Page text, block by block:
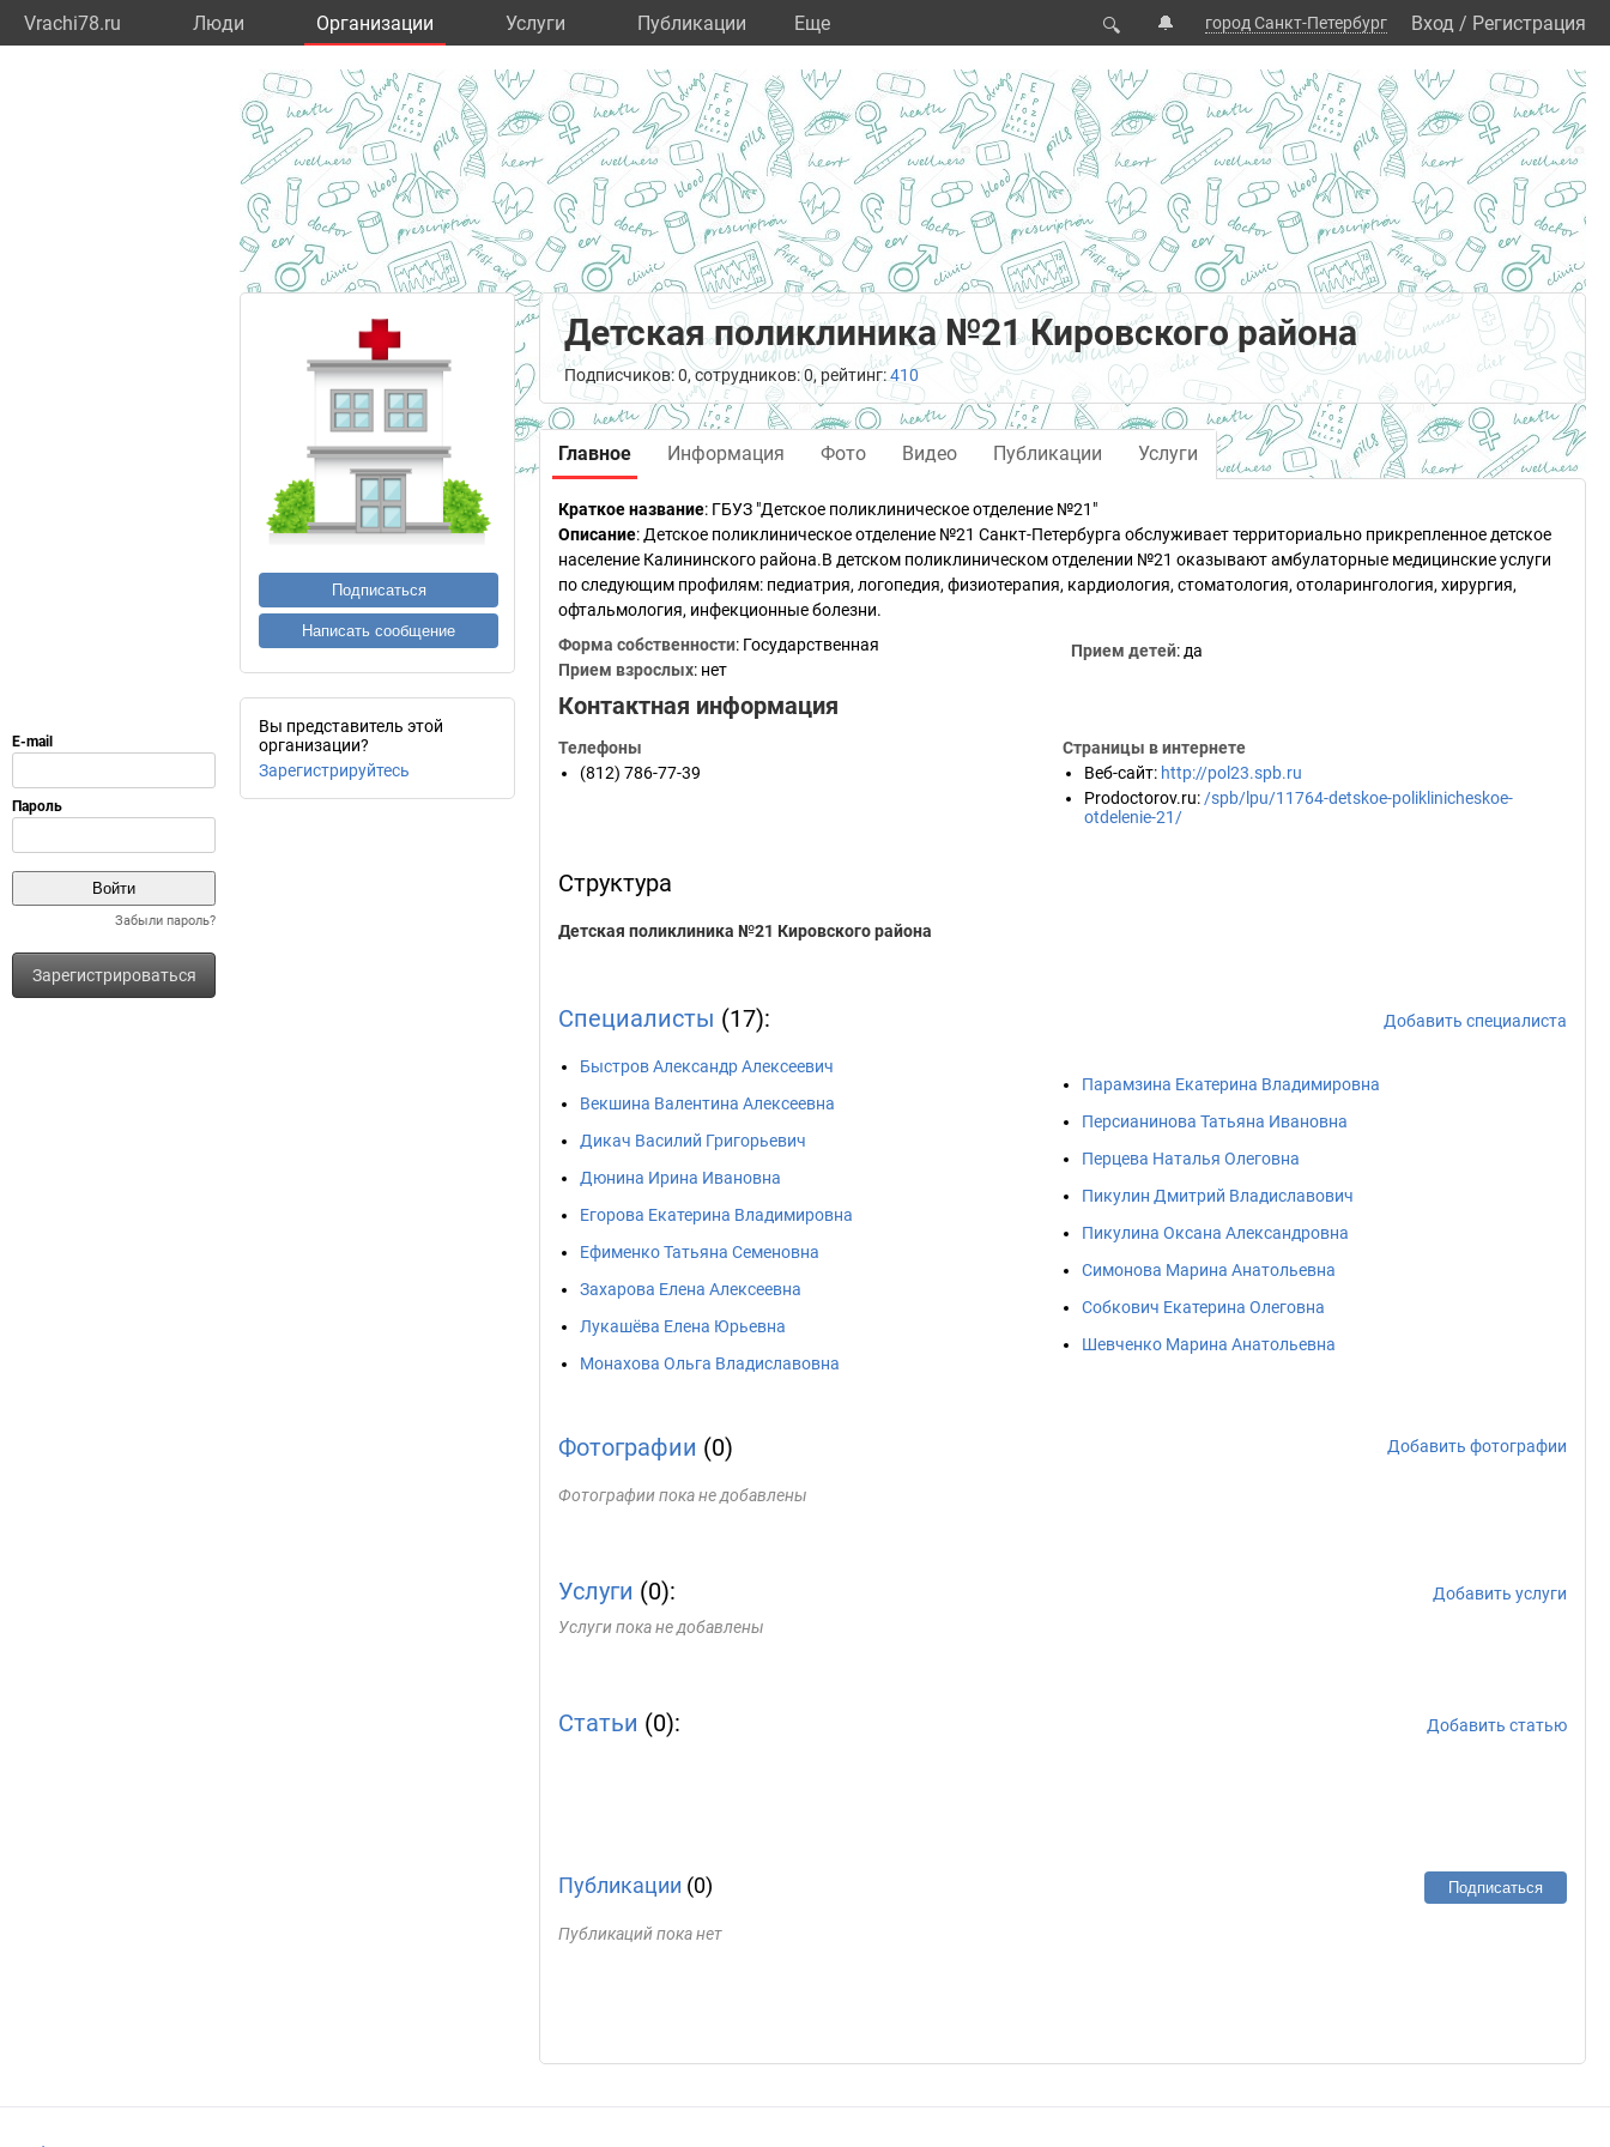
Vrachi78.ru Люди Организации Услуги Публикации Eще 🔍 🔔 город Санкт-Петербург Вход / Регистрация
Забыли пароль?
Зарегистрироваться
Подписаться
Написать сообщение
Вы представитель этой
организации?
Зарегистрируйтесь
Детская поликлиника №21 Кировского района
Подписчиков: 0, сотрудников: 0, рейтинг:410
Главное Информация Фото Видео Публикации Услуги
Краткое название: ГБУЗ "Детское поликлиническое отделение №21"
Описание: Детское поликлиническое отделение №21 Санкт-Петербурга обслуживает территориально прикрепленное детское
население Калининского района.В детском поликлиническом отделении №21 оказывают амбулаторные медицинские услуги
по следующим профилям: педиатрия, логопедия, физиотерапия, кардиология, стоматология, отоларингология, хирургия,
офтальмология, инфекционные болезни.
Форма собственности: Государственная
Прием взрослых: нет
Прием детей: да
Контактная информация
Телефоны
(812) 786-77-39
Страницы в интернете
Веб-сайт: http://pol23.spb.ru
Prodoctorov.ru: /spb/lpu/11764-detskoe-poliklinicheskoe-
otdelenie-21/
Структура
Детская поликлиника №21 Кировского района
Специалисты (17): Добавить специалиста
Быстров Александр Алексеевич
Векшина Валентина Алексеевна
Дикач Василий Григорьевич
Дюнина Ирина Ивановна
Егорова Екатерина Владимировна
Ефименко Татьяна Семеновна
Захарова Елена Алексеевна
Лукашёва Елена Юрьевна
Монахова Ольга Владиславовна
Парамзина Екатерина Владимировна
Персианинова Татьяна Ивановна
Перцева Наталья Олеговна
Пикулин Дмитрий Владиславович
Пикулина Оксана Александровна
Симонова Марина Анатольевна
Собкович Екатерина Олеговна
Шевченко Марина Анатольевна
Фотографии (0) Добавить фотографии
Фотографии пока не добавлены
Услуги (0):
Добавить услуги
Услуги пока не добавлены
Статьи (0): Добавить статью
Публикации (0) Подписаться
Публикаций пока нет